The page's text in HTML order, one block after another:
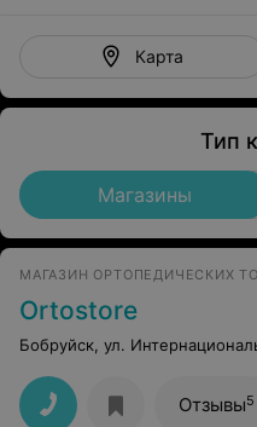
Карта
Тип
Магазины
МАГАЗИН ОРТОПЕДИЧЕСКИХ
Ortostore
Бобруйск, ул.
Отзывы5